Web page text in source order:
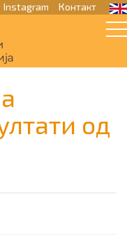
Instagram Контакт
од